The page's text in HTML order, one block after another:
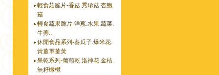
輕食菇脆片-香菇.秀珍菇.杏鮑
菇
輕食蔬果脆片-洋蔥.水果.蔬菜.
牛蒡..
休閒食品系列-葵瓜子.爆米花.
黃薑軍薑黃
果乾系列-葡萄乾.洛神花.金桔.
無籽橄欖